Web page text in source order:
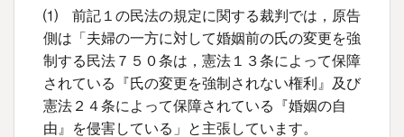
⑴ 前記１の民法の規定に関する裁判では，原告
側は「夫婦の一方に対して婚姻前の氏の変更を強
制する民法７５０条は，憲法１３条によって保障
されている『氏の変更を強制されない権利』及び
憲法２４条によって保障されている『婚姻の自
由』を侵害している」と主張しています。